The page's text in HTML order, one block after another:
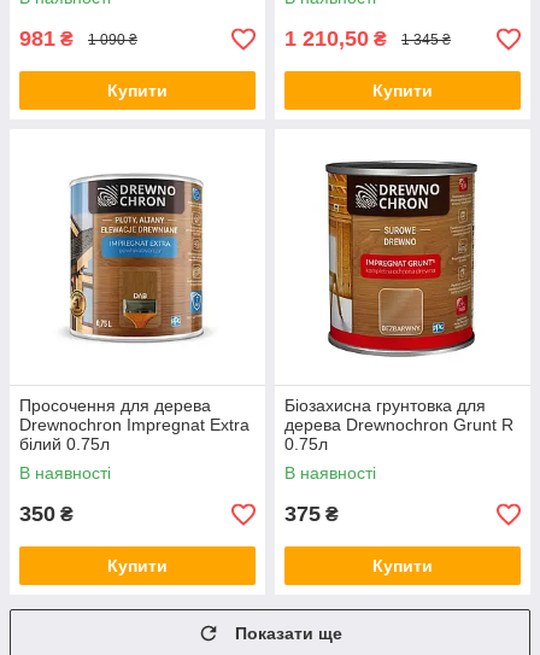
981 ₴ 1 090 ₴
Купити
1 210,50 ₴ 1 345 ₴
Купити
Просочення для дерева
Drewnochron Impregnat Extra
білий 0.75л
В наявності
350 ₴
Купити
Біозахисна грунтовка для
дерева Drewnochron Grunt R
0.75л
В наявності
375 ₴
Купити
Показати ще